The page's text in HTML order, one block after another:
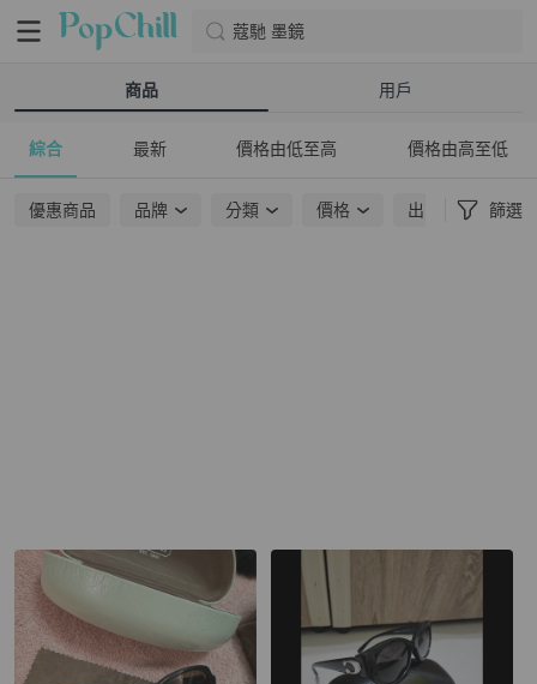
蔻馳 墨鏡
商品 用戶
綜合 最新 價格由低至高 價格由高至低
優惠商品 品牌 分類 價格 出貨地點 篩選